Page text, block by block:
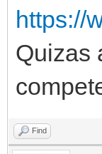
https://
Quizas
Find